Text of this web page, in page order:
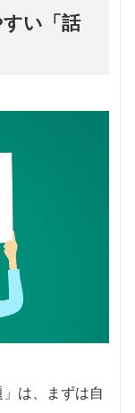
い「話
は、まずは自